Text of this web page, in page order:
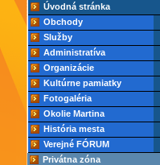
Úvodná stránka
Obchody
Služby
Administratíva
Organizácie
Kultúrne pamiatky
Fotogaléria
Okolie Martina
História mesta
Verejné FÓRUM
Privátna zóna